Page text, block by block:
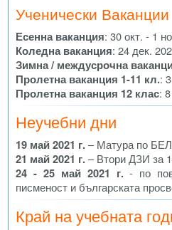
Ученически Ваканции
Есенна ваканция: 30 окт. - 1
Коледна ваканция: 24 дек.
Зимна / междусрочна
Пролетна ваканция 1-11 кл.:
Пролетна ваканция 12 клас:
Неучебни дни
19 май 2021 г.– Матура по
21 май 2021 г.– Втори ДЗИ за
24 - 25 май 2021 г.- по
писменост и българската
Край на учебната